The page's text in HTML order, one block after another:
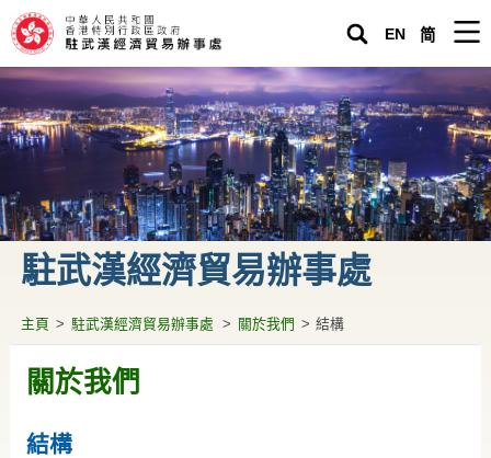
EN 简
主頁
駐武漢經濟貿易辦事處
緊急求助
關於香港
生活在內地
營商投資在內地
專題資料
駐武漢經濟貿易辦事處
主頁 > 駐武漢經濟貿易辦事處 > 關於我們 > 結構
關於我們
結構